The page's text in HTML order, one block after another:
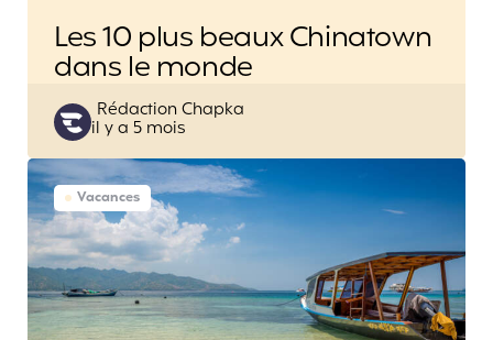
Les 10 plus beaux Chinatown
dans le monde
Posted
by
Rédaction Chapka
il y a 5 mois
Vacances